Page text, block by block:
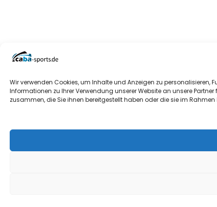
Wir verwenden Cookies, um Inhalte und Anzeigen zu
Informationen zu Ihrer Verwendung unserer Website an unsere
zusammen, die Sie ihnen bereitgestellt haben oder die sie im